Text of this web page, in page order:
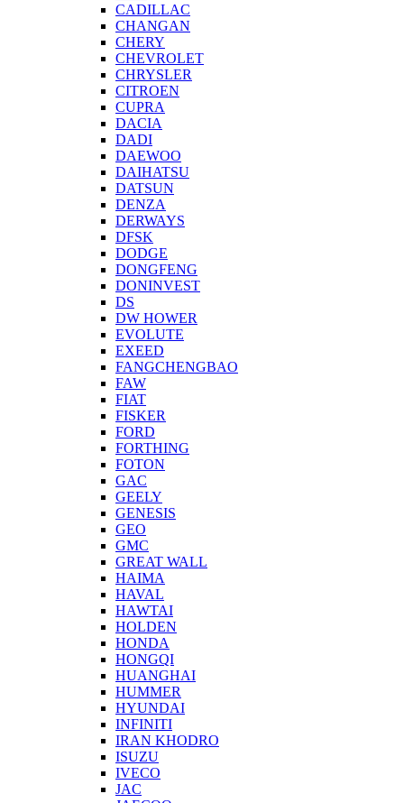
CADILLAC
CHANGAN
CHERY
CHEVROLET
CHRYSLER
CITROEN
CUPRA
DACIA
DADI
DAEWOO
DAIHATSU
DATSUN
DENZA
DERWAYS
DFSK
DODGE
DONGFENG
DONINVEST
DS
DW HOWER
EVOLUTE
EXEED
FANGCHENGBAO
FAW
FIAT
FISKER
FORD
FORTHING
FOTON
GAC
GEELY
GENESIS
GEO
GMC
GREAT WALL
HAIMA
HAVAL
HAWTAI
HOLDEN
HONDA
HONGQI
HUANGHAI
HUMMER
HYUNDAI
INFINITI
IRAN KHODRO
ISUZU
IVECO
JAC